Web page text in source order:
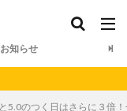
お知らせ
5.0のつく日はさらに３倍